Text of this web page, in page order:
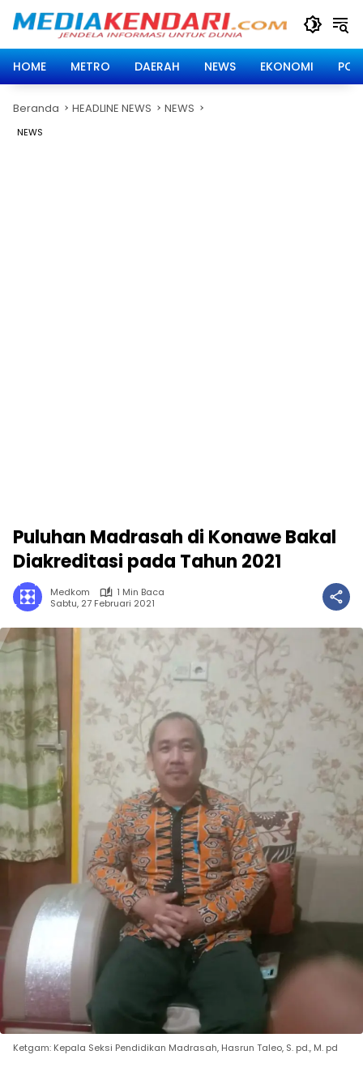
HOME
METRO DAERAH NEWS EKONOMI
Beranda HEADLINE NEWS NEWS
NEWS
Puluhan Madrasah di Konawe Bakal
Diakreditasi pada Tahun 2021
Medkom
1 Min Baca
Sabtu, 27 Februari 2021
Ketgam: Kepala Seksi Pendidikan Madrasah, Hasrun Taleo, S. pd., M. pd